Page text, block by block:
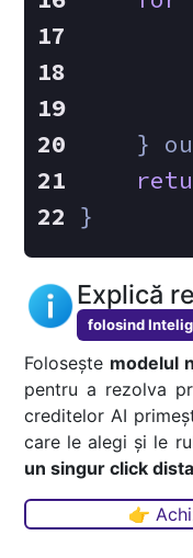
}
}
Explică
folosind
Folosește modelul
pentru a rezolva
creditelor AI
care le alegi și le
un singur click
👉